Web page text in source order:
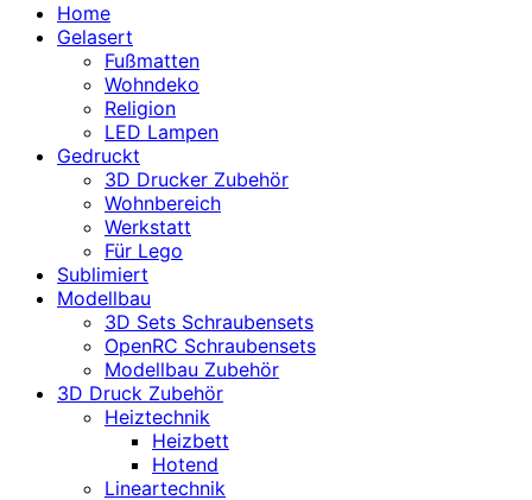
Home
Gelasert
Fußmatten
Wohndeko
Religion
LED Lampen
Gedruckt
3D Drucker Zubehör
Wohnbereich
Werkstatt
Für Lego
Sublimiert
Modellbau
3D Sets Schraubensets
OpenRC Schraubensets
Modellbau Zubehör
3D Druck Zubehör
Heiztechnik
Heizbett
Hotend
Lineartechnik